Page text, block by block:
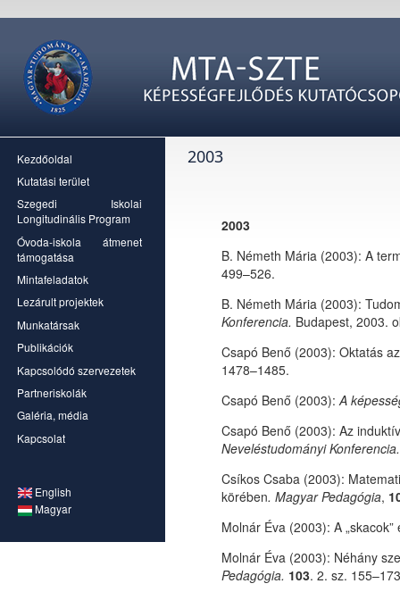
Kezdőoldal
Kutatási terület
Szegedi Iskolai
Longitudinális Program
Óvoda-iskola átmenet
támogatása
Mintafeladatok
Lezárult projektek
Munkatársak
Publikációk
Kapcsolódó szervezetek
Partneriskolák
Galéria, média
Kapcsolat
English
Magyar
2003
2003
B. Németh Mária (2003): A
499–526.
B. Németh Mária (2003):
Konferencia. Budapest, 2003.
Csapó Benő (2003): Oktatás
1478–1485.
Csapó Benő (2003):A
Csapó Benő (2003): Az
Neveléstudományi Konferencia.
Csíkos Csaba (2003):
körében. Magyar Pedagógia,
Molnár Éva (2003): A
Molnár Éva (2003): Néhány
Pedagógia. 103. 2. sz.